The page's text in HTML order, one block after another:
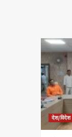
देश/विदेश